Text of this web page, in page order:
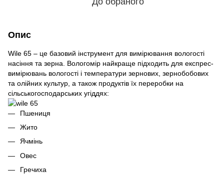
Опис
Wile 65 – це базовий інструмент для вимірювання вологості
насіння та зерна. Вологомір найкраще підходить для експрес-
вимірювань вологості і температури зернових, зернобобових
та олійних культур, а також продуктів їх переробки на
сільськогосподарських угіддях:
Пшениця
Жито
Ячмінь
Овес
Гречиха